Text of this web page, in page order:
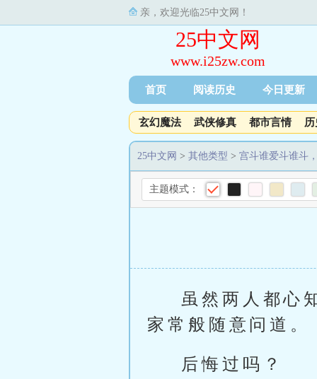
亲，欢迎光临25中文网！
25中文网
www.i25zw.com
首页 阅读历史 今日更新
玄幻魔法 武侠修真 都市言情
25中文网 > 其他类型 > 宫斗谁爱斗谁斗
主题模式：
虽然两人都心
家常般随意问道。
后悔过吗？